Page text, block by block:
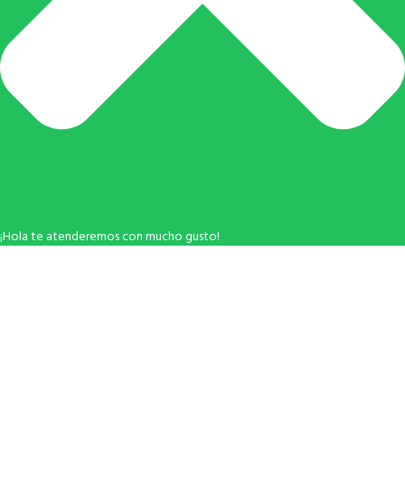
¡Hola te atenderemos con mucho gusto!